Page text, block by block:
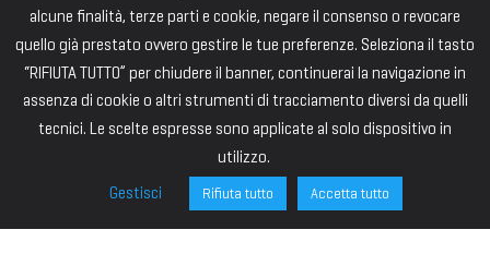
alcune finalità, terze parti e cookie, negare il consenso o revocare
quello già prestato ovvero gestire le tue preferenze. Seleziona il tasto
“RIFIUTA TUTTO” per chiudere il banner, continuerai la navigazione in
assenza di cookie o altri strumenti di tracciamento diversi da quelli
tecnici. Le scelte espresse sono applicate al solo dispositivo in
utilizzo.
Gestisci
Rifiuta tutto Accetta tutto